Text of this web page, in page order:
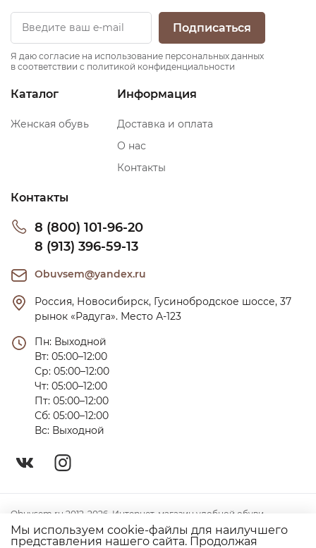
Подписаться
Я даю согласие на использование персональных данных
в соответствии с политикой конфиденциальности
Каталог
Женская обувь
Информация
Доставка и оплата
О нас
Контакты
Контакты
8 (800) 101-96-20
8 (913) 396-59-13
Obuvsem@yandex.ru
Россия, Новосибирск, Гусинобродское шоссе, 37
рынок «Радуга». Место А-123
Пн: Выходной
Вт: 05:00–12:00
Ср: 05:00–12:00
Чт: 05:00–12:00
Пт: 05:00–12:00
Сб: 05:00–12:00
Вс: Выходной
Obuvsem.ru 2012-2026. Интернет-магазин удобной обуви
Политика конфиденциальности
Мы используем cookie-файлы для наилучшего
представления нашего сайта. Продолжая